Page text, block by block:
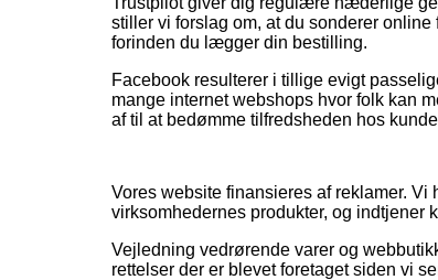
stiller vi forslag om, at du sonderer
forinden du lægger din bestilling.
Facebook resulterer i tillige evigt
mange internet webshops hvor folk kan
af til at bedømme tilfredsheden hos
Vores website finansieres af reklamer.
virksomhedernes produkter, og indtjener
Vejledning vedrørende varer og
rettelser der er blevet foretaget siden vi